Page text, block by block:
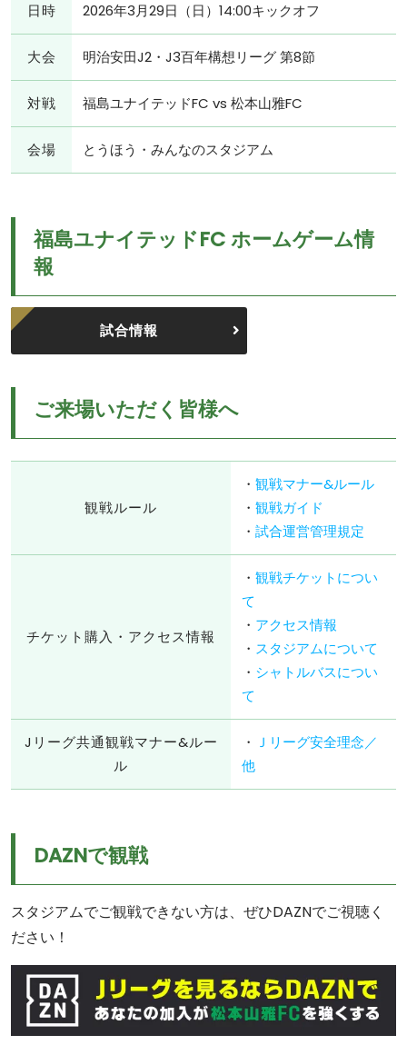
日時 2026年3月29日（日）14:00キックオフ
大会 明治安田J2・J3百年構想リーグ 第8節
対戦 福島ユナイテッドFC vs 松本山雅FC
会場 とうほう・みんなのスタジアム
福島ユナイテッドFC ホームゲーム情
報
試合情報
ご来場いただく皆様へ
観戦ルール
・ 観戦マナー&ルール
・ 観戦ガイド
・ 試合運営管理規定
チケット購入・アクセス情報
・ 観戦チケットについ
て
・ アクセス情報
・ スタジアムについて
・ シャトルバスについ
て
Jリーグ共通観戦マナー&ルー
ル
・ Ｊリーグ安全理念／
他
DAZNで観戦
スタジアムでご観戦できない方は、ぜひDAZNでご視聴く
ださい！